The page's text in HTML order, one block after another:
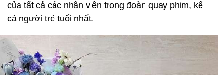
của tất cả các nhân viên trong đoàn quay phim, kể
cả người trẻ tuổi nhất.